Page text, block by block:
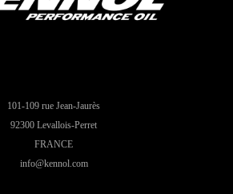
101-109 rue Jean-Jaurès
92300 Levallois-Perret
FRANCE
info@kennol.com